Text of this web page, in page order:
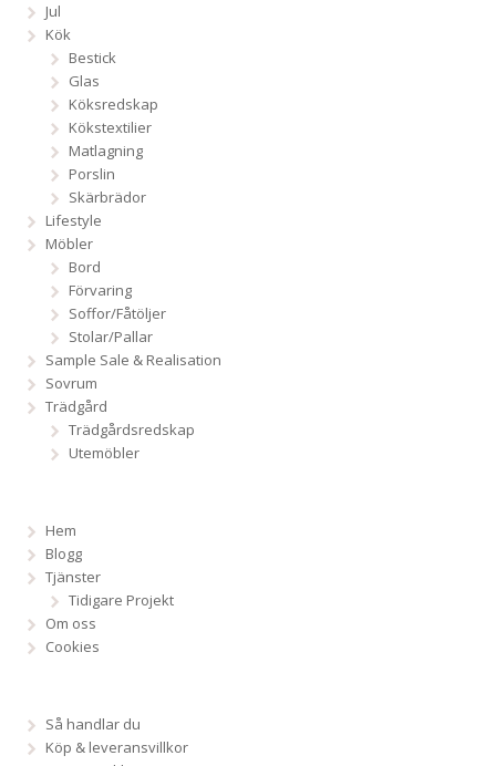
Jul
Kök
Bestick
Glas
Köksredskap
Kökstextilier
Matlagning
Porslin
Skärbrädor
Lifestyle
Möbler
Bord
Förvaring
Soffor/Fåtöljer
Stolar/Pallar
Sample Sale & Realisation
Sovrum
Trädgård
Trädgårdsredskap
Utemöbler
Hem
Blogg
Tjänster
Tidigare Projekt
Om oss
Cookies
Så handlar du
Köp & leveransvillkor